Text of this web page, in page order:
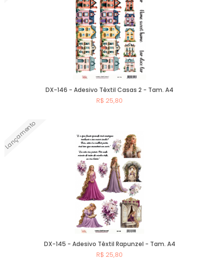
DX-146 - Adesivo Têxtil Casas 2 - Tam. A4
R$ 25,80
Lançamento
DX-145 - Adesivo Têxtil Rapunzel - Tam. A4
R$ 25,80